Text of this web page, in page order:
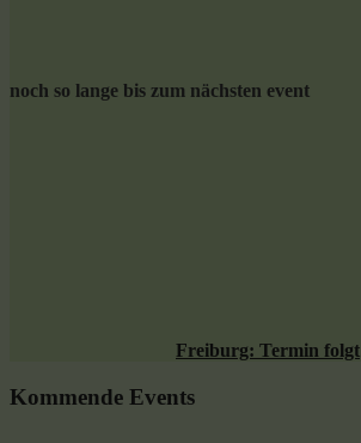
noch so lange bis zum nächsten event
Freiburg: Termin folgt
Kommende Events